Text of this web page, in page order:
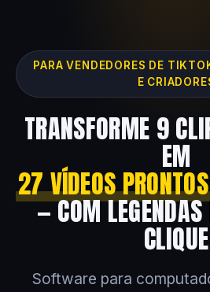
PARA VENDEDORES DE
E
TRANSFORME 9
EM
27 VÍDEOS
— COM
CLIQUE
Software para